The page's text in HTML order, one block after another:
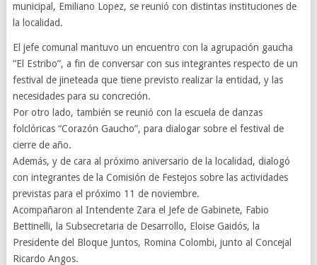
municipal, Emiliano Lopez, se reunió con distintas instituciones de
la localidad.
El jefe comunal mantuvo un encuentro con la agrupación gaucha
“El Estribo”, a fin de conversar con sus integrantes respecto de un
festival de jineteada que tiene previsto realizar la entidad, y las
necesidades para su concreción.
Por otro lado, también se reunió con la escuela de danzas
folclóricas “Corazón Gaucho”, para dialogar sobre el festival de
cierre de año.
Además, y de cara al próximo aniversario de la localidad, dialogó
con integrantes de la Comisión de Festejos sobre las actividades
previstas para el próximo 11 de noviembre.
Acompañaron al Intendente Zara el Jefe de Gabinete, Fabio
Bettinelli, la Subsecretaria de Desarrollo, Eloise Gaidós, la
Presidente del Bloque Juntos, Romina Colombi, junto al Concejal
Ricardo Angos.